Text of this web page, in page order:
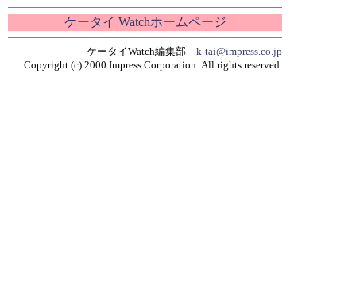
ケータイ Watchホームページ
ケータイWatch編集部 k-tai@impress.co.jp
Copyright (c) 2000 Impress Corporation All rights reserved.